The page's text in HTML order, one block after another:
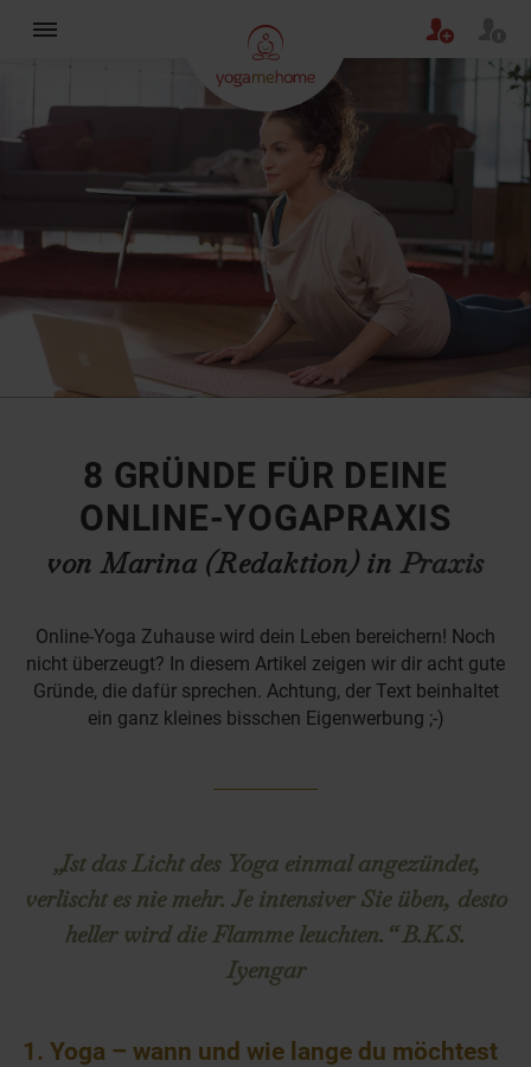
8 GRÜNDE FÜR DEINE
ONLINE-YOGAPRAXIS
von Marina (Redaktion) inPraxis
Online-Yoga Zuhause wird dein Leben bereichern! Noch
nicht überzeugt? In diesem Artikel zeigen wir dir acht gute
Gründe, die dafür sprechen. Achtung, der Text beinhaltet
ein ganz kleines bisschen Eigenwerbung ;-)
„Ist das Licht des Yoga einmal angezündet,
verlischt es nie mehr. Je intensiver Sie üben, desto
heller wird die Flamme leuchten.“ B.K.S.
Iyengar
1. Yoga – wann und wie lange du möchtest
×